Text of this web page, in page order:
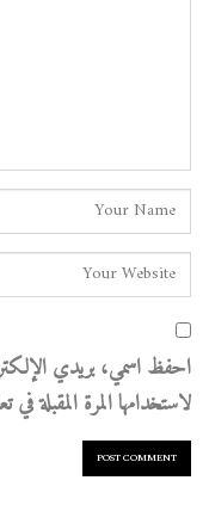
احفظ اسمي، بريدي
لاستخدامها المرة المقبلة في